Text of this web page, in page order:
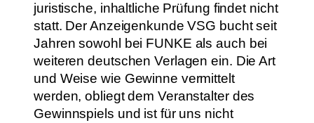
juristische, inhaltliche Prüfung findet nicht
statt. Der Anzeigenkunde VSG bucht seit
Jahren sowohl bei FUNKE als auch bei
weiteren deutschen Verlagen ein. Die Art
und Weise wie Gewinne vermittelt
werden, obliegt dem Veranstalter des
Gewinnspiels und ist für uns nicht